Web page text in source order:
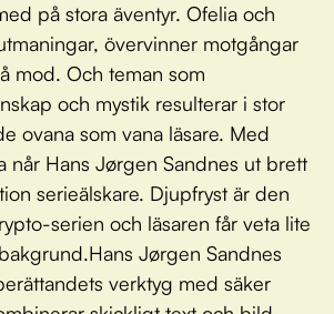
på stora äventyr. Ofelia och
övervinner motgångar
mod. Och teman som
och mystik resulterar i stor
ovana som vana läsare. Med
når Hans Jørgen Sandnes ut brett
serieälskare. Djupfryst är den
serien och läsaren får veta lite
Jørgen Sandnes
verktyg med säker